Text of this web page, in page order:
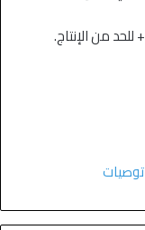
من الإنتاج.